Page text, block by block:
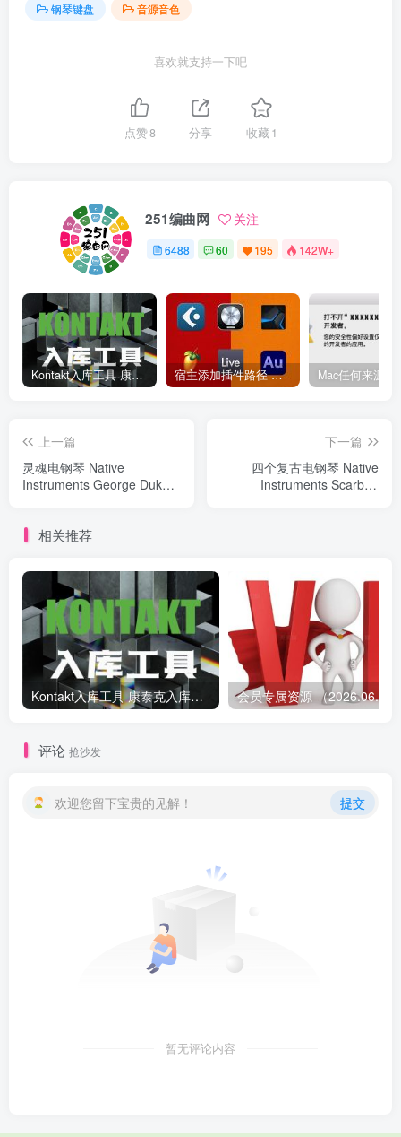
钢琴键盘 音源音色
喜欢就支持一下吧
点赞8 分享 收藏1
251编曲网 关注
6488 60 195 142W+
Kontakt入库工具 康泰克入库教程 宿主添加插件路径 插件路径设置 VSTPlugins路径
上一篇
灵魂电钢琴 Native
Instruments George Duke
下一篇
四个复古电钢琴 Native
Instruments Scarbee
相关推荐
Kontakt入库工具 康泰克入库教程
评论 抢沙发
欢迎您留下宝贵的见解！ 提交
暂无评论内容